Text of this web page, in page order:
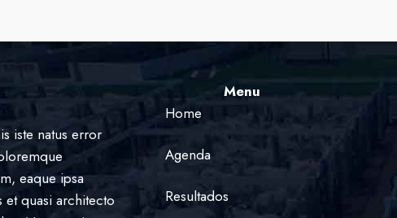
iste natus error
eaque ipsa
et quasi architecto
Menu
Home
Agenda
Resultados